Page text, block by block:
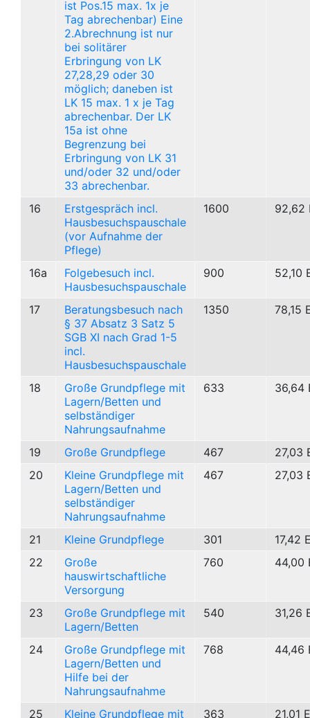
ist Pos.15 max. 1x je
Tag abrechenbar) Eine
2.Abrechnung ist nur
bei solitärer
Erbringung von LK
27,28,29 oder 30
möglich; daneben ist
LK 15 max. 1 x je Tag
abrechenbar. Der LK
15a ist ohne
Begrenzung bei
Erbringung von LK 31
und/oder 32 und/oder
33 abrechenbar.
16
Erstgespräch incl.
Hausbesuchspauschale
(vor Aufnahme der
Pflege)
1600 92,62
16a
Folgebesuch incl.
Hausbesuchspauschale
900 52,10
17
Beratungsbesuch nach
§ 37 Absatz 3 Satz 5
SGB XI nach Grad 1-5
incl.
Hausbesuchspauschale
1350 78,15
18
Große Grundpflege mit
Lagern/Betten und
selbständiger
Nahrungsaufnahme
633 36,64
19 Große Grundpflege 467
27,03
20
Kleine Grundpflege mit
Lagern/Betten und
selbständiger
Nahrungsaufnahme
467 27,03
21 Kleine Grundpflege 301
17,42
22
Große
hauswirtschaftliche
Versorgung
760 44,00
23
Große Grundpflege mit
Lagern/Betten
540 31,26
24
Große Grundpflege mit
Lagern/Betten und
Hilfe bei der
Nahrungsaufnahme
768 44,46
25 Kleine Grundpflege mit 363 21,01